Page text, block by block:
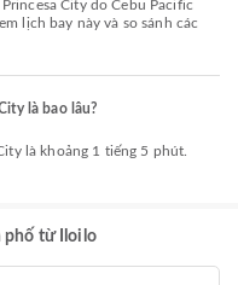
lịch bay này và so sánh các
là bao lâu?
là khoảng 1 tiếng 5 phút.
phố từ Iloilo